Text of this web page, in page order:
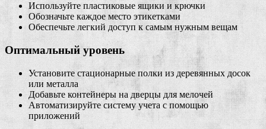
Используйте пластиковые ящики и крючки
Обозначьте каждое место этикетками
Обеспечьте легкий доступ к самым нужным вещам
Оптимальный уровень
Установите стационарные полки из деревянных досок
или металла
Добавьте контейнеры на дверцы для мелочей
Автоматизируйте систему учета с помощью
приложений